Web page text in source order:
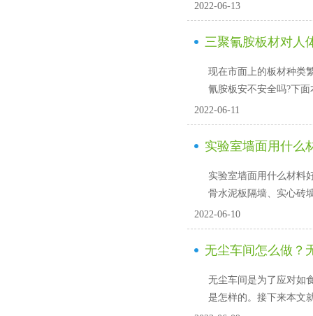
2022-06-13
三聚氰胺板材对人体
现在市面上的板材种类繁
氰胺板安不安全吗?下面
2022-06-11
实验室墙面用什么
实验室墙面用什么材料好
骨水泥板隔墙、实心砖
2022-06-10
无尘车间怎么做
无尘车间是为了应对如食品
是怎样的。接下来本文